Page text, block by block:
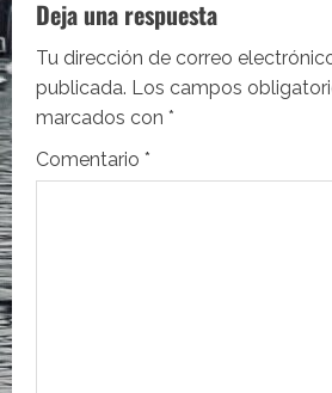
c
i
ó
n
Deja una respuesta
Tu dirección de correo
publicada. Los campos
marcados con *
Comentario *